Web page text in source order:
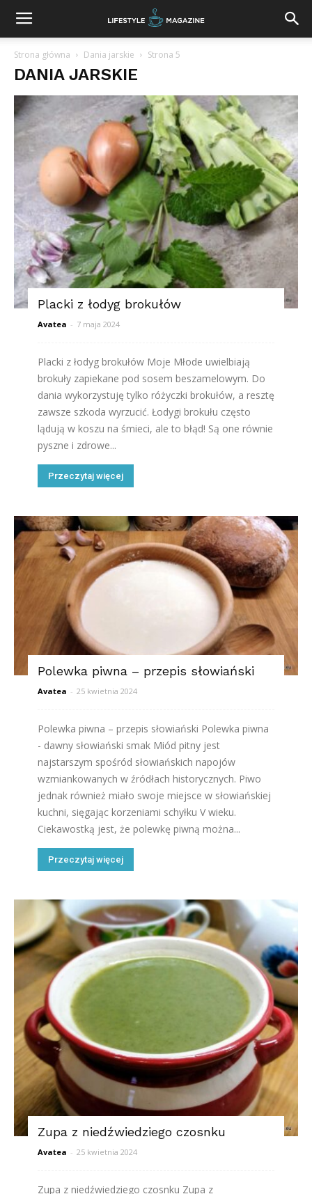
Strona główna Dania jarskie Strona 5
DANIA JARSKIE
Placki z łodyg brokułów
Avatea - 7 maja 2024
Placki z łodyg brokułów Moje Młode uwielbiają
brokuły zapiekane pod sosem beszamelowym. Do
dania wykorzystuję tylko różyczki brokułów, a resztę
zawsze szkoda wyrzucić. Łodygi brokułu często
lądują w koszu na śmieci, ale to błąd! Są one równie
pyszne i zdrowe...
Przeczytaj więcej
Polewka piwna – przepis słowiański
Avatea - 25 kwietnia 2024
Polewka piwna – przepis słowiański Polewka piwna
- dawny słowiański smak Miód pitny jest
najstarszym spośród słowiańskich napojów
wzmiankowanych w źródłach historycznych. Piwo
jednak również miało swoje miejsce w słowiańskiej
kuchni, sięgając korzeniami schyłku V wieku.
Ciekawostką jest, że polewkę piwną można...
Przeczytaj więcej
Zupa z niedźwiedziego czosnku
Avatea - 25 kwietnia 2024
Zupa z niedźwiedziego czosnku Zupa z